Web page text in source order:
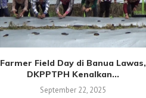
Farmer Field Day di Banua Lawas,
DKPPTPH Kenalkan...
September 22, 2025